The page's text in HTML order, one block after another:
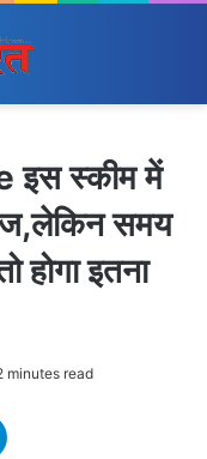
स्कीम में
समय
होगा इतना
minutes read